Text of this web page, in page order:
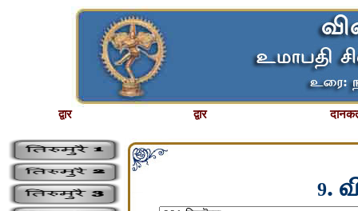
द्वार द्वार
9.